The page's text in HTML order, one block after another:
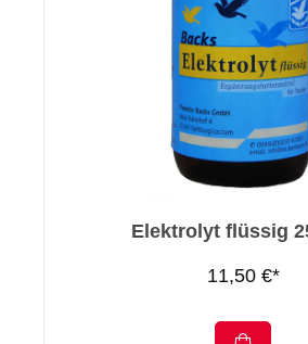
Elektrolyt flüssig
11,50 €*